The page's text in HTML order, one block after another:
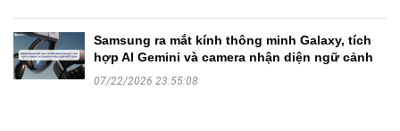
Samsung ra mắt kính thông minh Galaxy, tích
hợp AI Gemini và camera nhận diện ngữ cảnh
07/22/2026 23:55:08